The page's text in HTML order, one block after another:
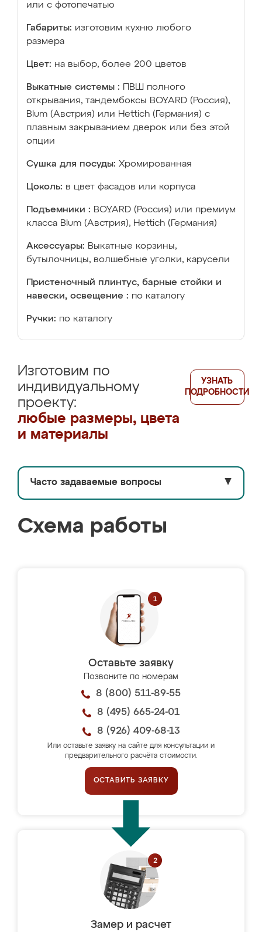
или с фотопечатью
Габариты: изготовим кухню любого
размера
Цвет: на выбор, более 200 цветов
Выкатные системы :
ПВШ полного
открывания, тандембоксы BOYARD (Россия),
Blum (Австрия) или Hettich (Германия) с
плавным закрыванием дверок или без этой
опции
Сушка для посуды: Хромированная
Цоколь: в цвет фасадов или корпуса
Подъемники : BOYARD (Россия) или премиум
класса Blum (Австрия), Hettich (Германия)
Аксессуары: Выкатные корзины,
бутылочницы, волшебные уголки, карусели
Пристеночный плинтус, барные стойки и
навески, освещение : по каталогу
Ручки: по каталогу
Изготовим по
индивидуальному
проекту:
любые размеры, цвета
и материалы
УЗНАТЬ
ПОДРОБНОСТИ
Часто задаваемые вопросы ▼
Схема работы
Оставьте заявку
Позвоните по номерам
8 (800) 511-89-55
8 (495) 665-24-01
8 (926) 409-68-13
Или оставьте заявку на сайте для консультации и
предварительного расчёта стоимости.
ОСТАВИТЬ ЗАЯВКУ
Замер и расчет